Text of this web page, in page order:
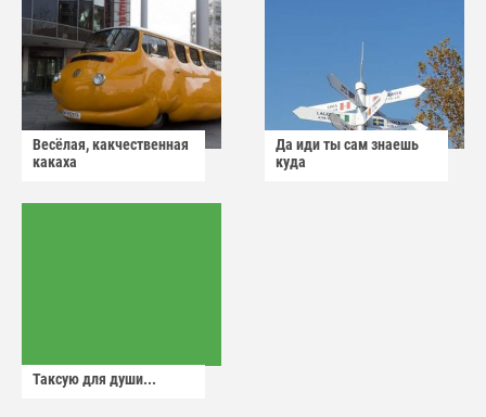
Весёлая, какчественная
какаха
Да иди ты сам знаешь
куда
Таксую для души...